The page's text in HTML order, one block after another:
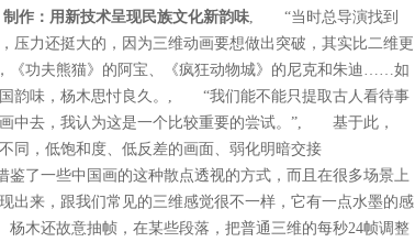
制作：用新技术呈现民族文化新韵味, “当时总导演找到
压力还挺大的，因为三维动画要想做出突破，其实比二维更
功夫熊猫》的阿宝、《疯狂动物城》的尼克和朱迪……如
韵味，杨木思忖良久。, “我们能不能只提取古人看待事
中去，我认为这是一个比较重要的尝试。”, 基于此，
同，低饱和度、低反差的画面、弱化明暗交接
一些中国画的这种散点透视的方式，而且在很多场景上
出来，跟我们常见的三维感觉很不一样，它有一点水墨的感
木还故意抽帧，在某些段落，把普通三维的每秒24帧调整